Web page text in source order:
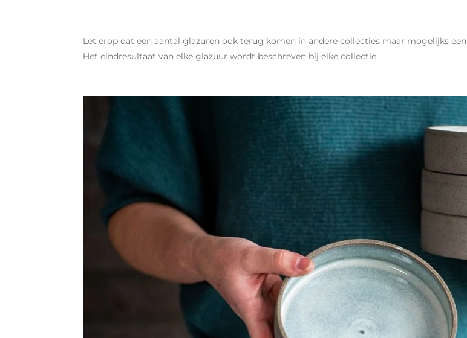
Let erop dat een aantal glazuren ook terug komen in andere collecties maar mogelijks
Het eindresultaat van elke glazuur wordt beschreven bij elke collectie.